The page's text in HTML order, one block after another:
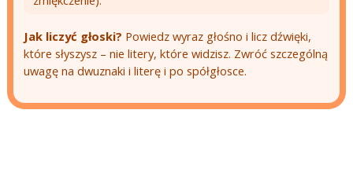
Jak liczyć głoski? Powiedz wyraz głośno i licz dźwięki,
które słyszysz – nie litery, które widzisz. Zwróć szczególną
uwagę na dwuznaki i literę i po spółgłosce.